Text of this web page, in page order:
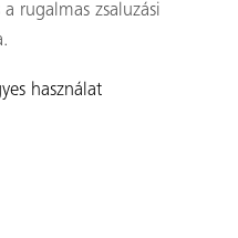
rugalmas zsaluzási
használat